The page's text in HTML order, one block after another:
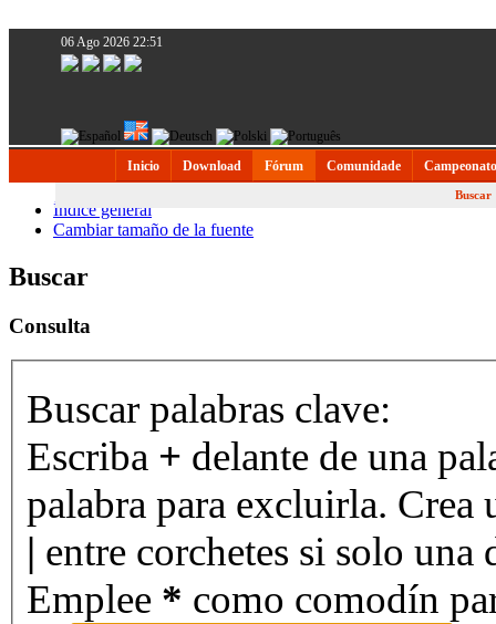
06 Ago 2026 22:51
Inicio Download Fórum Comunidade
Buscar
Índice general
Cambiar tamaño de la fuente
Buscar
Consulta
Buscar palabras clave:
Escriba + delante de una
palabra para excluirla. Crea
| entre corchetes si solo una
Emplee * como comodín